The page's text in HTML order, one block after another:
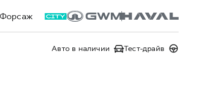
Форсаж
Авто в наличии Тест-драйв